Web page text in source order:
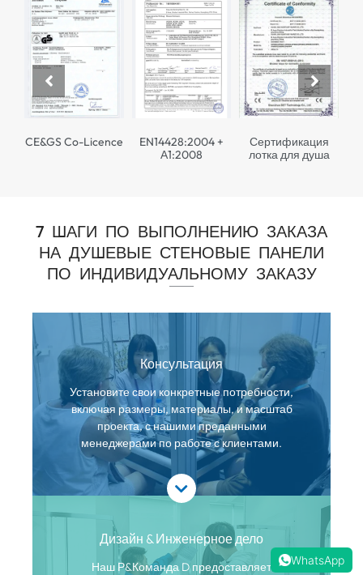
CE&GS Co-Licence
EN14428:2004 +
А1:2008
Сертификация
лотка для душа
7 ШАГИ ПО ВЫПОЛНЕНИЮ ЗАКАЗА
НА ДУШЕВЫЕ СТЕНОВЫЕ ПАНЕЛИ
ПО ИНДИВИДУАЛЬНОМУ ЗАКАЗУ
Консультация
Установите свои конкретные потребности,
включая размеры, материалы, и масштаб
проекта, с нашими преданными
менеджерами по работе с клиентами.
Дизайн & Инженерное дело
Наш Р&Команда D предоставляет
WhatsApp